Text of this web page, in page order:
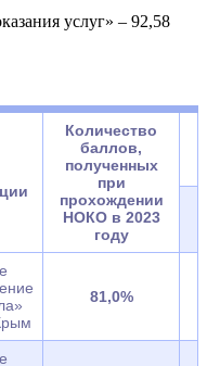
услуг» – 92,58
Количество
баллов,
полученных
при
прохождении
НОКО в 2023
году
81,0%